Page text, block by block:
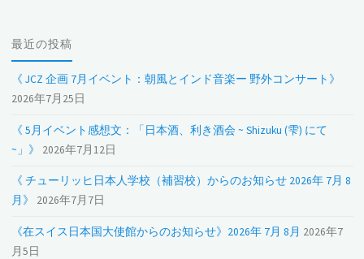
最近の投稿
《 JCZ 企画 7月イベント：朝風とインド音楽ー 野外コンサート》
2026年7月25日
《 5月イベント感想文：「日本酒、利き酒会 ~ Shizuku (雫) にて
~」》
2026年7月12日
《 チューリッヒ日本人学校（補習校）からのお知らせ 2026年 7月 8
月》
2026年7月7日
《在スイス日本国大使館からのお知らせ》2026年 7月 8月 2026年7
月5日